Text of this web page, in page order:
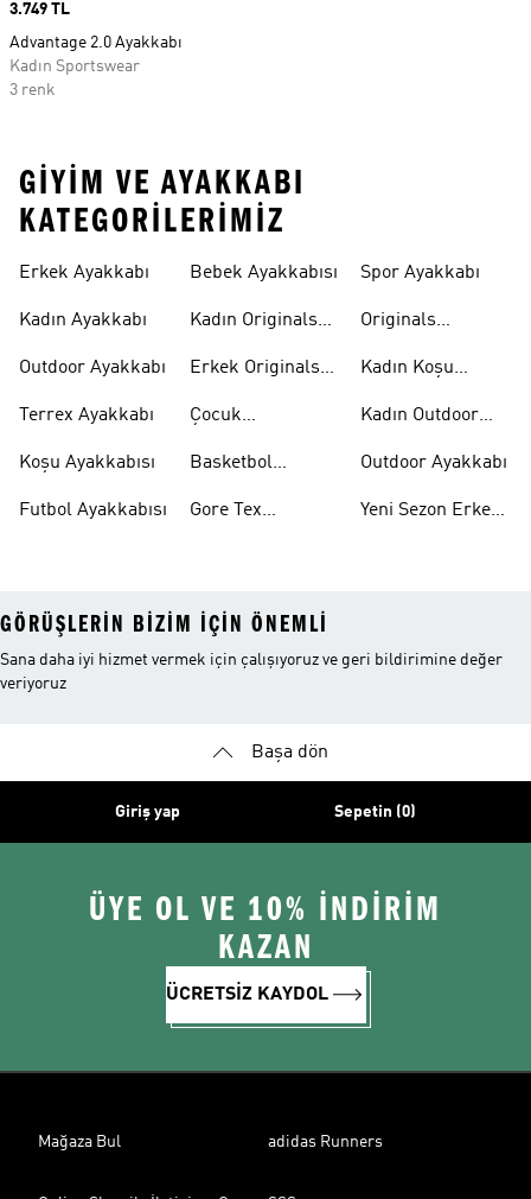
Price
3.749 TL
Advantage 2.0 Ayakkabı
Kadın Sportswear
3 renk
GIYIM VE AYAKKABI
KATEGORILERIMIZ
Erkek Ayakkabı
Kadın Ayakkabı
Outdoor Ayakkabı
Terrex Ayakkabı
Koşu Ayakkabısı
Futbol Ayakkabısı
Bebek Ayakkabısı
Kadın Originals
Erkek Originals
Çocuk
Basketbol
Gore Tex
Spor Ayakkabı
Originals
Kadın Koşu
Kadın Outdoor
Outdoor Ayakkabı
Yeni Sezon Erkek
GÖRÜŞLERIN BIZIM IÇIN ÖNEMLI
Sana daha iyi hizmet vermek için çalışıyoruz ve geri bildirimine değer
veriyoruz
Başa dön
Giriş yap Sepetin (0)
ÜYE OL VE 10% İNDİRİM
KAZAN
ÜCRETSİZ KAYDOL
Mağaza Bul adidas Runners